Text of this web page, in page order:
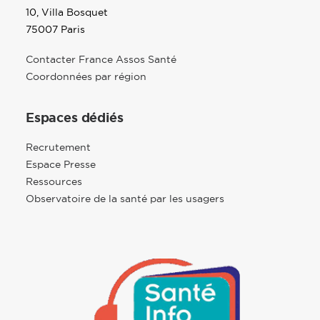
10, Villa Bosquet
75007 Paris
Contacter France Assos Santé
Coordonnées par région
Espaces dédiés
Recrutement
Espace Presse
Ressources
Observatoire de la santé par les usagers